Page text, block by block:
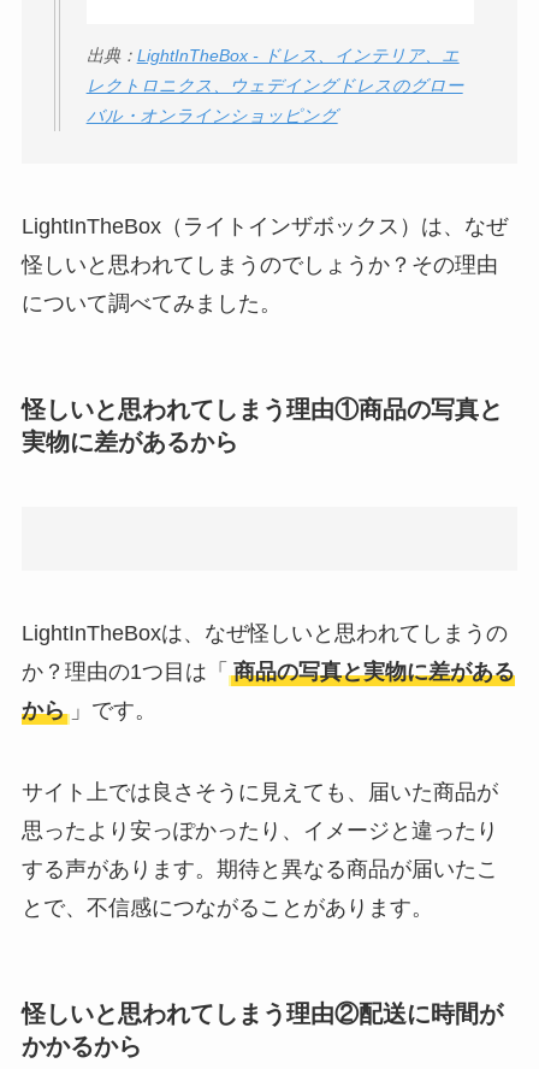
【怪しい？】セルプ
ロモート株式会社の
【怪しい？】TikTok
Liteの口コミ・評判は
ョンは怪しい？口コ
Temuは怪しい？口コ
出典： LightInTheBox - ドレス、インテリア、エ
レクトロニクス、ウェデイングドレスのグロー
バル・オンラインショッピング
LightInTheBox（ライトインザボックス）は、なぜ
怪しいと思われてしまうのでしょうか？その理由
について調べてみました。
怪しいと思われてしまう理由①商品の写真と
実物に差があるから
LightInTheBoxは、なぜ怪しいと思われてしまうの
か？理由の1つ目は「 商品の写真と実物に差がある
から 」です。
サイト上では良さそうに見えても、届いた商品が
思ったより安っぽかったり、イメージと違ったり
する声があります。期待と異なる商品が届いたこ
とで、不信感につながることがあります。
怪しいと思われてしまう理由②配送に時間が
かかるから